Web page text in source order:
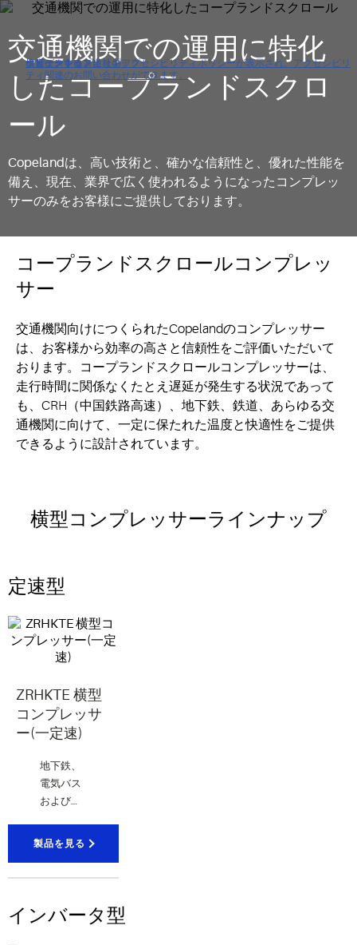
クリックすると当社のアクセシビリティポリシーが表示され、アクセシビリ
ティ関連のお問い合わせができます。
ナビゲーションにスキップ
コンテンツにスキップ
検索にスキップ
交通機関での運用に特化
したコープランドスクロ
ール
Copelandは、高い技術と、確かな信頼性と、優れた性能を
備え、現在、業界で広く使われるようになったコンプレッ
サーのみをお客様にご提供しております。
コープランドスクロールコンプレッ
サー
交通機関向けにつくられたCopelandのコンプレッサー
は、お客様から効率の高さと信頼性をご評価いただいて
おります。コープランドスクロールコンプレッサーは、
走行時間に関係なくたとえ遅延が発生する状況であって
も、CRH（中国鉄路高速）、地下鉄、鉄道、あらゆる交
通機関に向けて、一定に保たれた温度と快適性をご提供
できるように設計されています。
横型コンプレッサーラインナップ
定速型
ZRHKTE 横型
コンプレッサ
ー(一定速)
地下鉄、
電気バス
および高
けデジタ
製品を見る
インバータ型